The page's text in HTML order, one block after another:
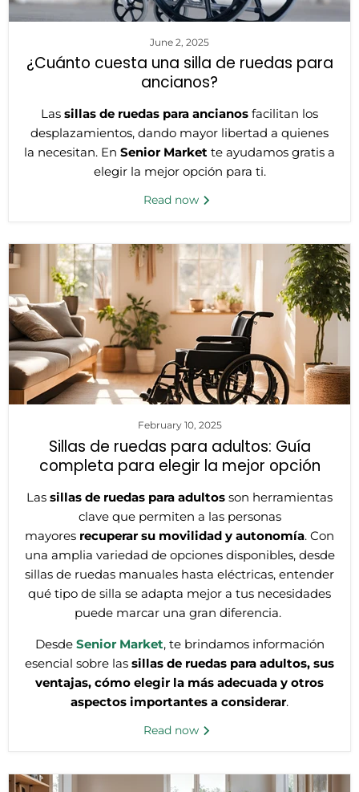
June 2, 2025
¿Cuánto cuesta una silla de ruedas para
ancianos?
Las sillas de ruedas para ancianos facilitan los
desplazamientos, dando mayor libertad a quienes
la necesitan. En Senior Market te ayudamos gratis a
elegir la mejor opción para ti.
Read now
February 10, 2025
Sillas de ruedas para adultos: Guía
completa para elegir la mejor opción
Las sillas de ruedas para adultos son herramientas
clave que permiten a las personas
mayores recuperar su movilidad y autonomía. Con
una amplia variedad de opciones disponibles, desde
sillas de ruedas manuales hasta eléctricas, entender
qué tipo de silla se adapta mejor a tus necesidades
puede marcar una gran diferencia.
Desde Senior Market, te brindamos información
esencial sobre las sillas de ruedas para adultos, sus
ventajas, cómo elegir la más adecuada y otros
aspectos importantes a considerar.
Read now